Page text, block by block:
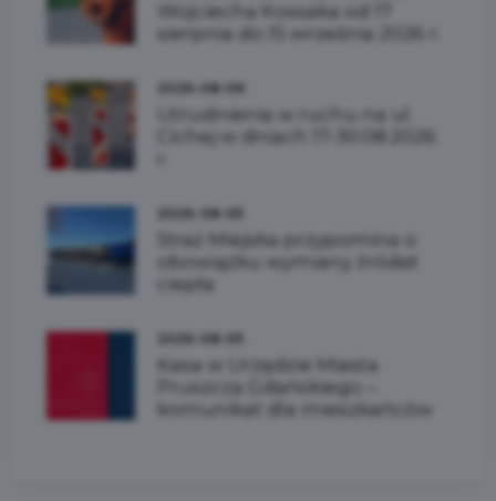
Wojciecha Kossaka od 17
sierpnia do 15 września 2026 r.
Utrudnienia w ruchu na ul.
Cichej w dniach 17-30.08.2026
Straż Miejska przypomina o
obowiązku wymiany źródeł
ciepła
Kasa w Urzędzie Miasta
Pruszcza Gdańskiego –
komunikat dla mieszkańców